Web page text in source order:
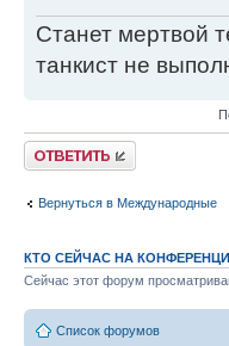
Станет мертвой
танкист не
Ответить
Вернуться в Международные
КТО СЕЙЧАС НА
Сейчас этот форум
Список форумов